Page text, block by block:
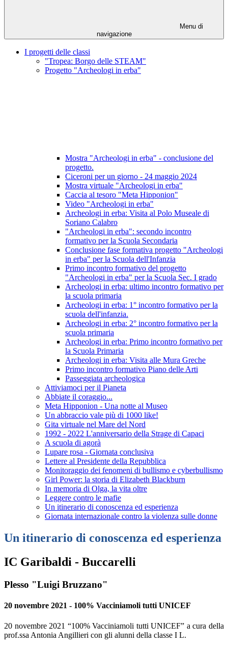
Menu di
navigazione
I progetti delle classi
"Tropea: Borgo delle STEAM"
Progetto "Archeologi in erba"
Mostra "Archeologi in erba" - conclusione del
progetto.
Ciceroni per un giorno - 24 maggio 2024
Mostra virtuale "Archeologi in erba"
Caccia al tesoro "Meta Hipponion"
Video "Archeologi in erba"
Archeologi in erba: Visita al Polo Museale di
Soriano Calabro
"Archeologi in erba": secondo incontro
formativo per la Scuola Secondaria
Conclusione fase formativa progetto "Archeologi
in erba" per la Scuola dell'Infanzia
Primo incontro formativo del progetto
"Archeologi in erba" per la Scuola Sec. I grado
Archeologi in erba: ultimo incontro formativo per
la scuola primaria
Archeologi in erba: 1° incontro formativo per la
scuola dell'infanzia.
Archeologi in erba: 2° incontro formativo per la
scuola primaria
Archeologi in erba: Primo incontro formativo per
la Scuola Primaria
Archeologi in erba: Visita alle Mura Greche
Primo incontro formativo Piano delle Arti
Passeggiata archeologica
Attiviamoci per il Pianeta
Abbiate il coraggio...
Meta Hipponion - Una notte al Museo
Un abbraccio vale più di 1000 like!
Gita virtuale nel Mare del Nord
1992 - 2022 L'anniversario della Strage di Capaci
A scuola di agorà
Lupare rosa - Giornata conclusiva
Lettere al Presidente della Repubblica
Monitoraggio dei fenomeni di bullismo e cyberbullismo
Girl Power: la storia di Elizabeth Blackburn
In memoria di Olga, la vita oltre
Leggere contro le mafie
Un itinerario di conoscenza ed esperienza
Giornata internazionale contro la violenza sulle donne
Un itinerario di conoscenza ed esperienza
IC Garibaldi - Buccarelli
Plesso "Luigi Bruzzano"
20 novembre 2021 - 100% Vacciniamoli tutti UNICEF
20 novembre 2021 “100% Vacciniamoli tutti UNICEF” a cura della
prof.ssa Antonia Angillieri con gli alunni della classe I L.